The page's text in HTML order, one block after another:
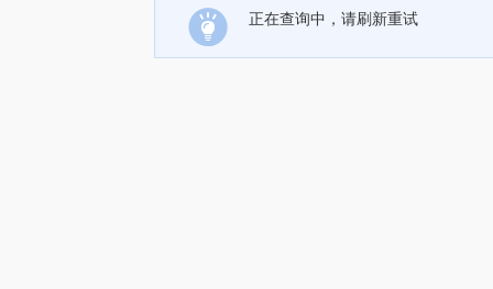
正在查询中，请刷新重试